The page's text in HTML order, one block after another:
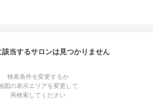
該当するサロンは見つかりません
検索条件を変更するか
図の表示エリアを変更して
再検索してください